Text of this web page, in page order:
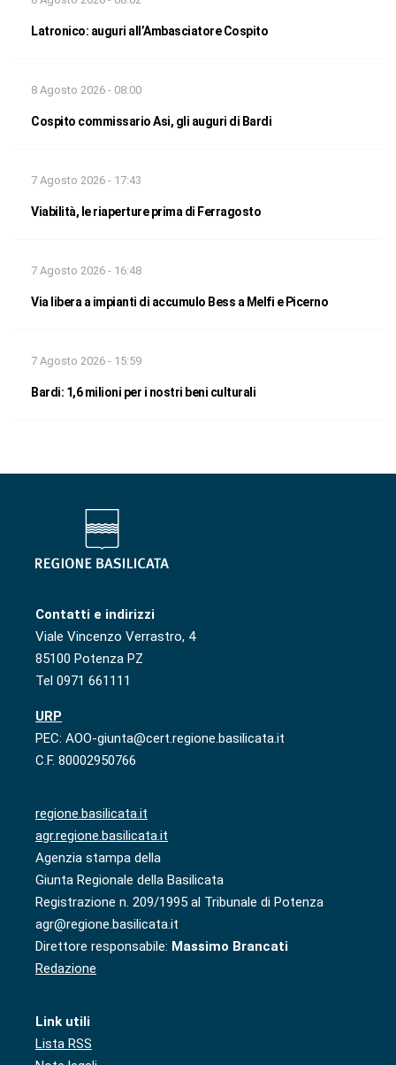
Latronico: auguri all’Ambasciatore Cospito
8 Agosto 2026 - 08:00
Cospito commissario Asi, gli auguri di Bardi
7 Agosto 2026 - 17:43
Viabilità, le riaperture prima di Ferragosto
7 Agosto 2026 - 16:48
Via libera a impianti di accumulo Bess a Melfi e Picerno
7 Agosto 2026 - 15:59
Bardi: 1,6 milioni per i nostri beni culturali
Contatti e indirizzi
Viale Vincenzo Verrastro, 4
85100 Potenza PZ
Tel 0971 661111
URP
PEC: AOO-giunta@cert.regione.basilicata.it
C.F. 80002950766
regione.basilicata.it
agr.regione.basilicata.it
Agenzia stampa della
Giunta Regionale della Basilicata
Registrazione n. 209/1995 al Tribunale di Potenza
agr@regione.basilicata.it
Direttore responsabile: Massimo Brancati
Redazione
Link utili
Lista RSS